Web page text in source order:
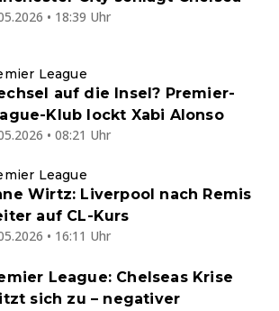
• 18:39 Uhr
League
auf die Insel? Premier-
Klub lockt Xabi Alonso
• 08:21 Uhr
League
Wirtz: Liverpool nach Remis
auf CL-Kurs
• 16:11 Uhr
League: Chelseas Krise
sich zu – negativer